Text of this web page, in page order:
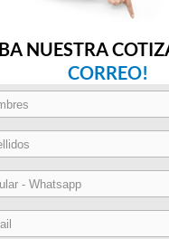
página
producto
NUESTRA
CORREO!